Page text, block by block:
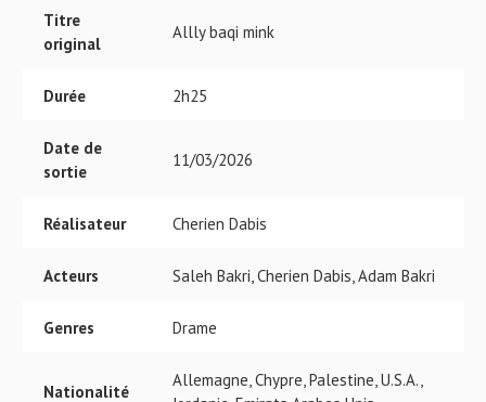
Titre
original
Allly baqi mink
Durée 2h25
Date de
sortie
11/03/2026
Réalisateur Cherien Dabis
Acteurs Saleh Bakri, Cherien Dabis, Adam Bakri
Genres Drame
Nationalité
Allemagne, Chypre, Palestine, U.S.A.,